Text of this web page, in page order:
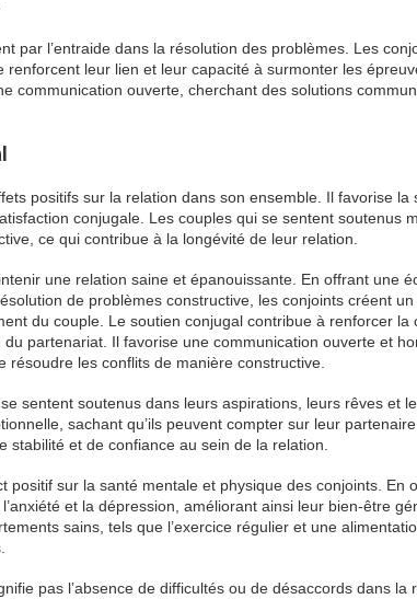
par l’entraide dans la résolution des problèmes. Les
leur lien et leur capacité à surmonter les
communication ouverte, cherchant des solutions
positifs sur la relation dans son ensemble. Il favorise la
conjugale. Les couples qui se sentent soutenus
ce qui contribue à la longévité de leur relation.
une relation saine et épanouissante. En offrant une
de problèmes constructive, les conjoints créent
du couple. Le soutien conjugal contribue à renforcer la
partenariat. Il favorise une communication ouverte et
les conflits de manière constructive.
sentent soutenus dans leurs aspirations, leurs rêves et
sachant qu’ils peuvent compter sur leur
et de confiance au sein de la relation.
positif sur la santé mentale et physique des conjoints. En
et la dépression, améliorant ainsi leur bien-être
sains, tels que l’exercice régulier et une
pas l’absence de difficultés ou de désaccords dans la